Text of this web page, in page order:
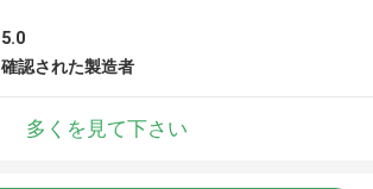
5.0
確認された製造者
多くを見て下さい